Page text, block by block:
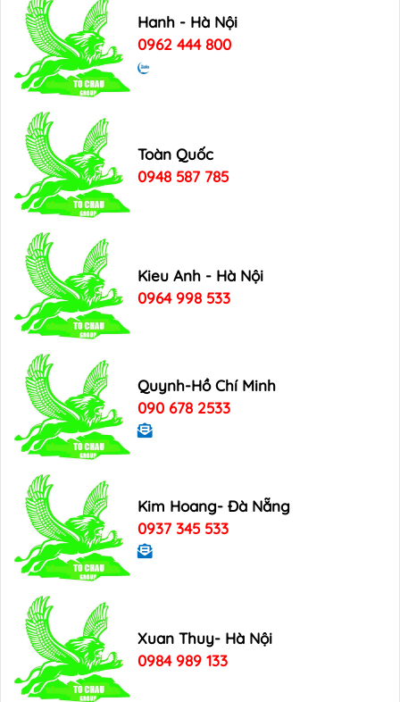
Hanh - Hà Nội
0962 444 800
Toàn Quốc
0948 587 785
Kieu Anh - Hà Nội
0964 998 533
Quynh-Hồ Chí Minh
090 678 2533
Kim Hoang- Đà Nẵng
0937 345 533
Xuan Thuy- Hà Nội
0984 989 133